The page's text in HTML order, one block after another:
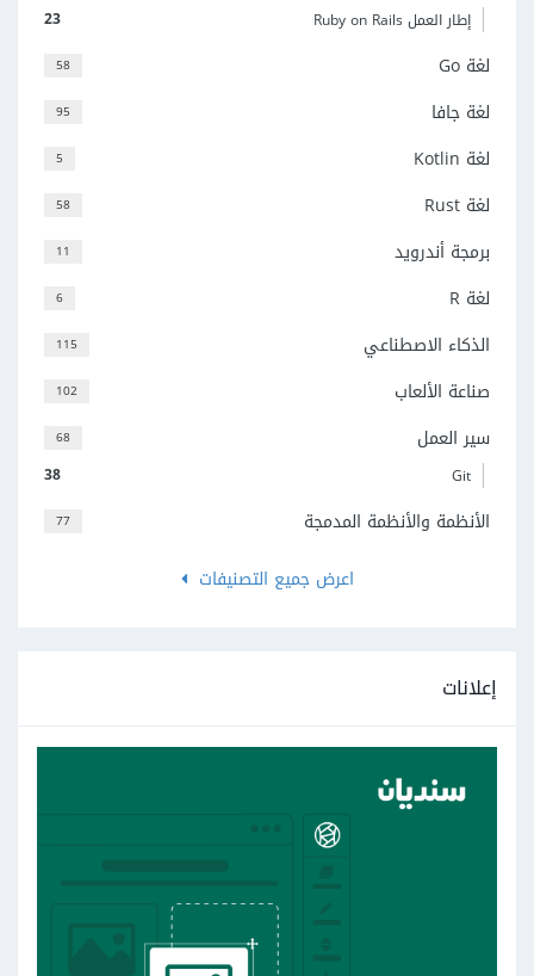
23 إطار العمل Ruby on Rails
58 لغة Go
95 لغة جافا
5 لغة Kotlin
58 لغة Rust
11 برمجة أندرويد
6 لغة R
115 الذكاء الاصطناعي
102 صناعة الألعاب
68 سير العمل
38 Git
77
الأنظمة والأنظمة المدمجة
اعرض جميع التصنيفات
إعلانات